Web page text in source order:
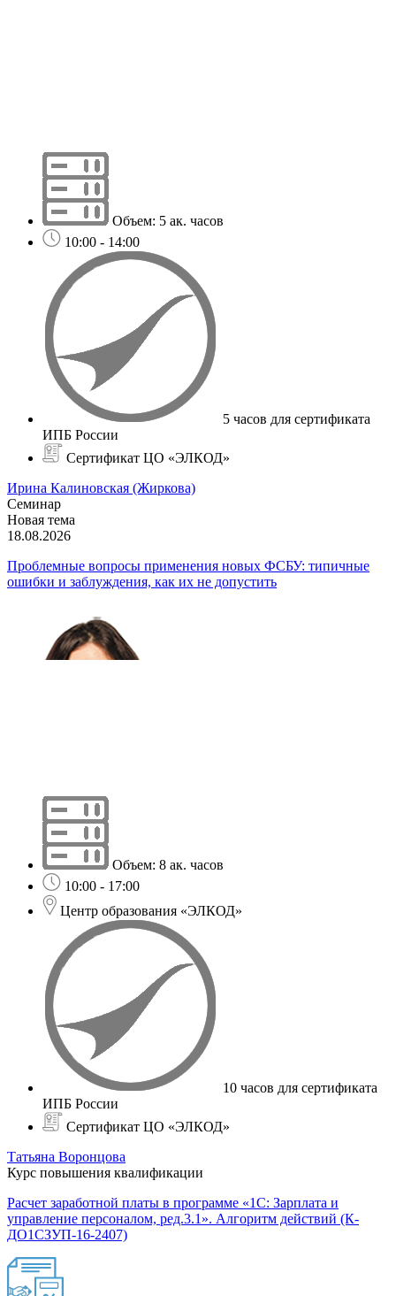
Объем: 5 ак. часов
10:00 - 14:00
5 часов для сертификата
ИПБ России
Сертификат ЦО «ЭЛКОД»
Ирина Калиновская (Жиркова)
Семинар
Новая тема
18.08.2026
Проблемные вопросы применения новых ФСБУ: типичные
ошибки и заблуждения, как их не допустить
Объем: 8 ак. часов
10:00 - 17:00
Центр образования «ЭЛКОД»
10 часов для сертификата
ИПБ России
Сертификат ЦО «ЭЛКОД»
Татьяна Воронцова
Курс повышения квалификации
Расчет заработной платы в программе «1С: Зарплата и
управление персоналом, ред.3.1». Алгоритм действий (К-
ДО1СЗУП-16-2407)